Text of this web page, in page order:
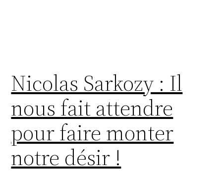
Nicolas Sarkozy : Il
nous fait attendre
pour faire monter
notre désir !